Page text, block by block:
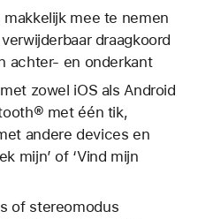
mee te nemen
draagkoord
achter- en onderkant
zowel iOS als Android
met één tik,
andere devices en
mijn’ of ‘Vind mijn
of stereomodus